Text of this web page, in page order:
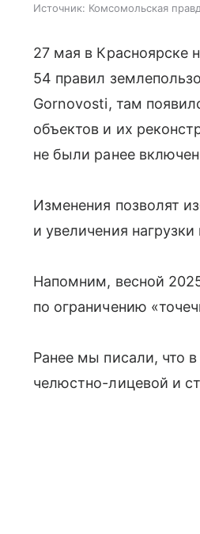
Источник: Комсомольская
27 мая в Красноярске
54 правил
Gornovosti, там
объектов и их
не были ранее
Изменения позволят
и увеличения
Напомним, весной
по ограничению
Ранее мы писали, что
челюстно-лицевой и